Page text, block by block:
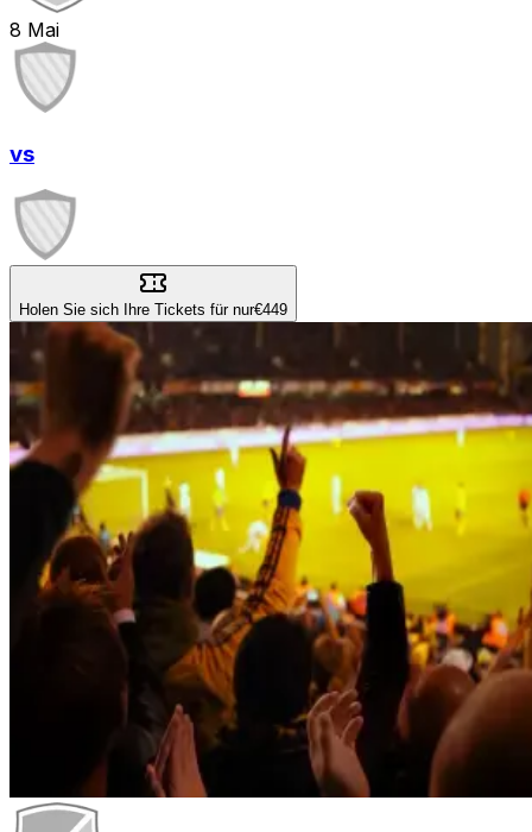
8 Mai
vs
Holen Sie sich Ihre Tickets für nur€449